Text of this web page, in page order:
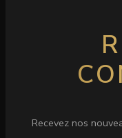
Recevez nos